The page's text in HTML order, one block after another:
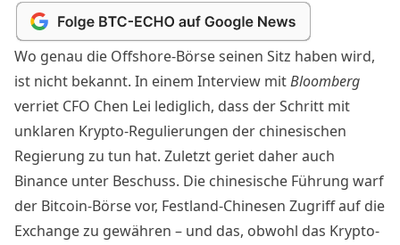
Wo genau die Offshore-Börse seinen Sitz haben wird,
ist nicht bekannt. In einem Interview mitBloomberg
verriet CFO Chen Lei lediglich, dass der Schritt mit
unklaren Krypto-Regulierungen der chinesischen
Regierung zu tun hat. Zuletzt geriet daher auch
Binance unter Beschuss. Die chinesische Führung warf
der Bitcoin-Börse vor, Festland-Chinesen Zugriff auf die
Exchange zu gewähren – und das, obwohl das Krypto-